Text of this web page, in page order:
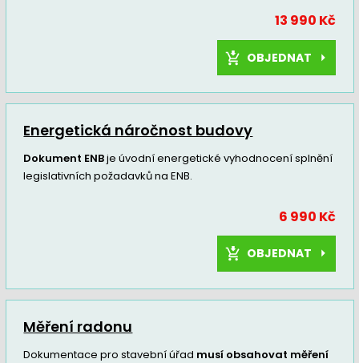
13 990 Kč
OBJEDNAT
Energetická náročnost budovy
Dokument ENBje úvodní energetické vyhodnocení splnění
legislativních požadavků na ENB.
6 990 Kč
OBJEDNAT
Měření radonu
Dokumentace pro stavební úřad musí obsahovat měření